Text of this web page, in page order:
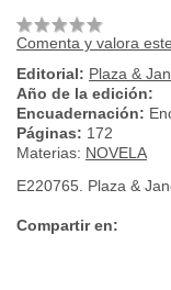
Comenta y valora
Editorial: Plaza &
Año de la edición:
Encuadernación:
Páginas: 172
Materias: NOVELA
E220765. Plaza &
Compartir en: